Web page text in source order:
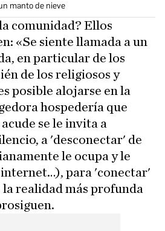
manto de nieve
comunidad? Ellos
«Se siente llamada a un
en particular de los
de los religiosos y
posible alojarse en la
hospedería que
se le invita a
a 'desconectar' de
le ocupa y le
para 'conectar'
la realidad más profunda